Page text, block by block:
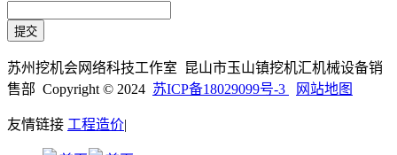
苏州挖机会网络科技工作室 昆山市玉山镇挖机汇机械设备销
售部 Copyright © 2024 苏ICP备18029099号-3 网站地图
友情链接 工程造价|